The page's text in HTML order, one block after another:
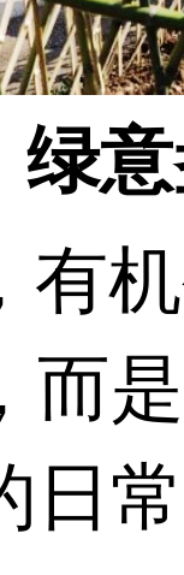
绿
有
而
日